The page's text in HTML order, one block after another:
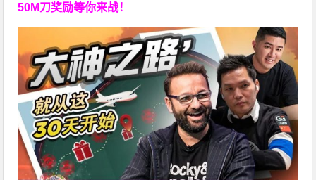
50M刀奖励等你来战！